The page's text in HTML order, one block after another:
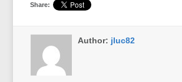
Share:
Author: jluc82